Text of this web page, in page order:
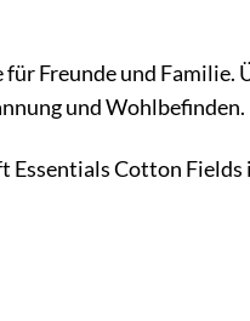
Freunde und Familie.
und Wohlbefinden.
Cotton Fields